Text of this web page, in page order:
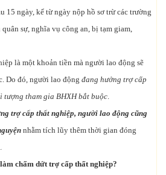
15 ngày, kể từ ngày nộp hồ sơ trừ các trường
sự, nghĩa vụ công an, bị tạm giam,
là một khoản tiền mà người lao động sẽ
Do đó, người lao động đang hưởng trợ cấp
tượng tham gia BHXH bắt buộc.
trợ cấp thất nghiệp, người lao động cũng
nhằm tích lũy thêm thời gian đóng
chấm dứt trợ cấp thất nghiệp?